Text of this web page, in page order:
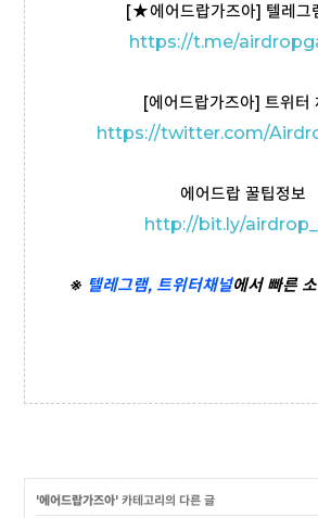
[★에어드랍가즈아] 텔레그
https://t.me/
[에어드랍가즈아] 트위터
https://twitter.com/
에어드랍 꿀팁정보
http://bit.ly/
※ 텔레그램, 트위터채널에서 빠른
'에어드랍가즈아' 카테고리의 다른 글